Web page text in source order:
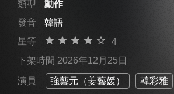
類型
動作
發音
韓語
星等
4
下架時間 2026年12月25日
演員 強藝元（姜藝媛） 韓彩雅